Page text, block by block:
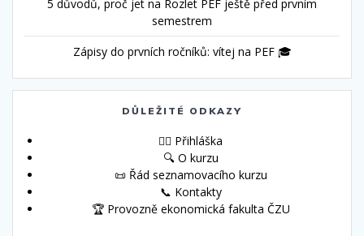
5 důvodů, proč jet na Rozlet PEF ještě před prvním
semestrem
Zápisy do prvních ročníků: vítej na PEF 🎓
DŮLEŽITÉ ODKAZY
🙋‍♀️ Přihláška
🔍 O kurzu
📜 Řád seznamovacího kurzu
📞 Kontakty
🏆 Provozně ekonomická fakulta ČZU